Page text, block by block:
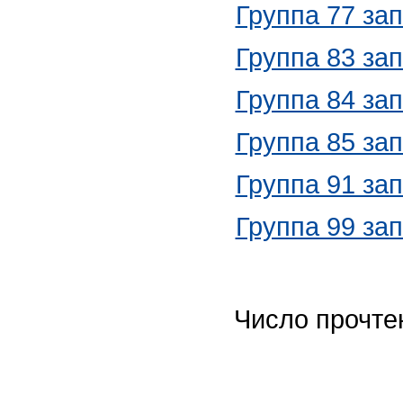
Группа 77
Группа 83
Группа 84
Группа 85
Группа 91
Группа 99
Число